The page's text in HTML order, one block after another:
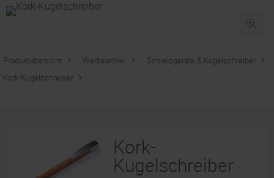
Produktübersicht Werbeartikel
Schreibgeräte & Kugelschreiber
Kork-Kugelschreiber
Kork-
Kugelschreiber